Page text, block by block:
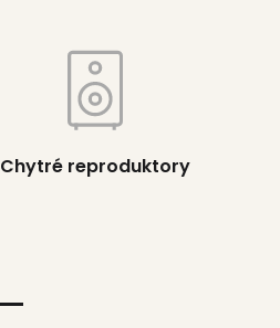
Chytré reproduktory